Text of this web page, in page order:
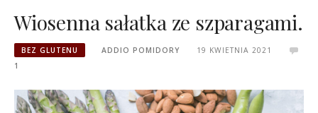
Wiosenna sałatka ze szparagami.
BEZ GLUTENU ADDIO POMIDORY
19 KWIETNIA 2021
1